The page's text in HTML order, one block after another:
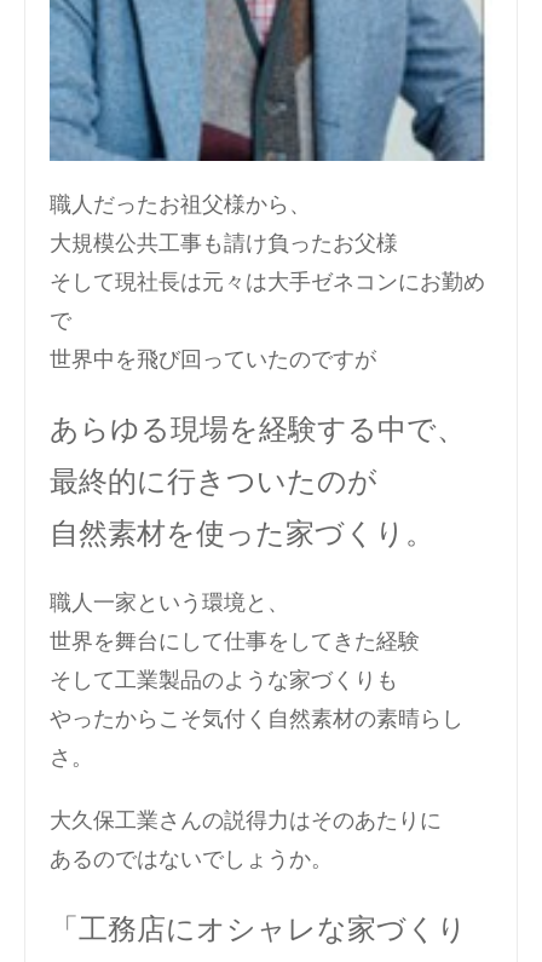
職人だったお祖父様から、
大規模公共工事も請け負ったお父様
そして現社長は元々は大手ゼネコンにお勤め
で
世界中を飛び回っていたのですが
あらゆる現場を経験する中で、
最終的に行きついたのが
自然素材を使った家づくり。
職人一家という環境と、
世界を舞台にして仕事をしてきた経験
そして工業製品のような家づくりも
やったからこそ気付く自然素材の素晴らし
さ。
大久保工業さんの説得力はそのあたりに
あるのではないでしょうか。
「工務店にオシャレな家づくり